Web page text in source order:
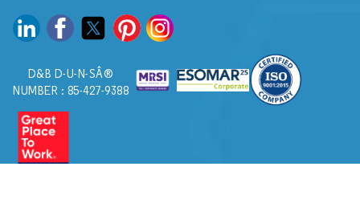
D&B D-U-N-SÂ®
NUMBER : 85-427-9388